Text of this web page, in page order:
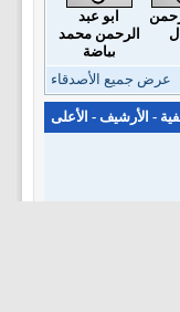
ابو عبد
الرحمن محمد
بياضة
عرض جميع الأصدقاء
- الأرشيف - الأعلى